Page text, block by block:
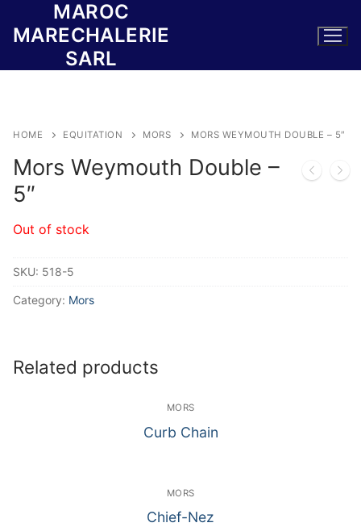
MAROC
MARECHALERIE
SARL
HOME EQUITATION MORS MORS WEYMOUTH DOUBLE – 5″
Mors Weymouth Double –
5″
Out of stock
SKU: 518-5
Category: Mors
Related products
MORS
Curb Chain
MORS
Chief-Nez